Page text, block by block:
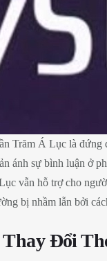
Trăm Á Lục là
ánh sự bình luận ở
vẫn hỗ trợ cho
bị nhầm lẫn bởi
Đổi